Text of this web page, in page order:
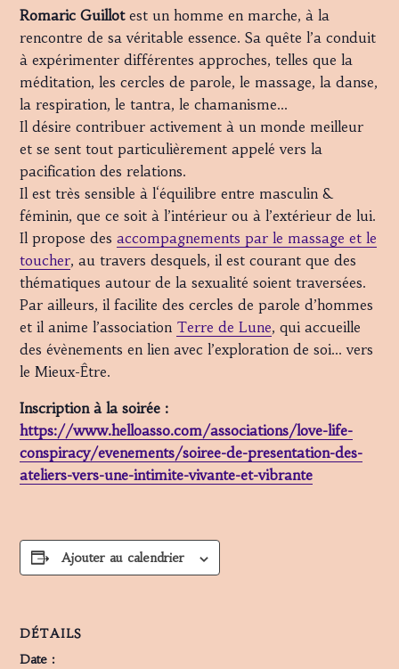
Romaric Guillotest un homme en marche, à la
rencontre de sa véritable essence. Sa quête l’a conduit
à expérimenter différentes approches, telles que la
méditation, les cercles de parole, le massage, la danse,
la respiration, le tantra, le chamanisme…
Il désire contribuer activement à un monde meilleur
et se sent tout particulièrement appelé vers la
pacification des relations.
Il est très sensible à l‘équilibre entre masculin &
féminin, que ce soit à l’intérieur ou à l’extérieur de lui.
Il propose desaccompagnements par le massage et le
toucher, au travers desquels, il est courant que des
thématiques autour de la sexualité soient traversées.
Par ailleurs, il facilite des cercles de parole d’hommes
et il anime l’association Terre de Lune, qui accueille
des évènements en lien avec l’exploration de soi… vers
le Mieux-Être.
Inscription à la soirée :
https://www.helloasso.com/associations/love-life-
conspiracy/evenements/soiree-de-presentation-des-
ateliers-vers-une-intimite-vivante-et-vibrante
Ajouter au calendrier
DÉTAILS
Date :